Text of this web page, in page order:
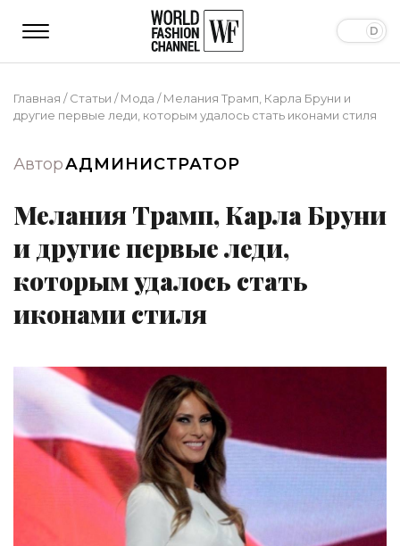
Главная /Статьи /Мода /Мелания Трамп, Карла Бруни и
другие первые леди, которым удалось стать иконами стиля
АвторАДМИНИСТРАТОР
Мелания Трамп, Карла Бруни
и другие первые леди,
которым удалось стать
иконами стиля